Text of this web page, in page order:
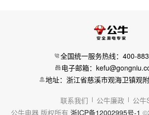
全国统一服务热线：400-
电子邮箱：
地址：浙江省慈溪市观海卫镇观
联系我们 公牛廉政
公牛
公牛电器 版权所有 浙ICP备12002995号-1